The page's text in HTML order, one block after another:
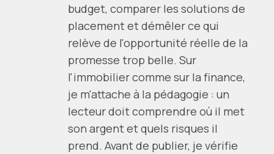
budget, comparer les solutions de
placement et démêler ce qui
relève de l'opportunité réelle de la
promesse trop belle. Sur
l'immobilier comme sur la finance,
je m'attache à la pédagogie : un
lecteur doit comprendre où il met
son argent et quels risques il
prend. Avant de publier, je vérifie